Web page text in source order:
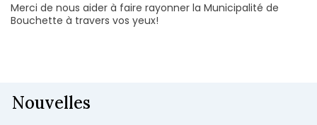
Merci de nous aider à faire rayonner la Municipalité de
Bouchette à travers vos yeux!
Nouvelles